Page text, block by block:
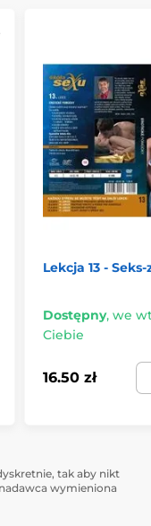
Lekcja 13 -
Dostępny, we
Ciebie
16.50 zł
tak aby nikt
wymieniona